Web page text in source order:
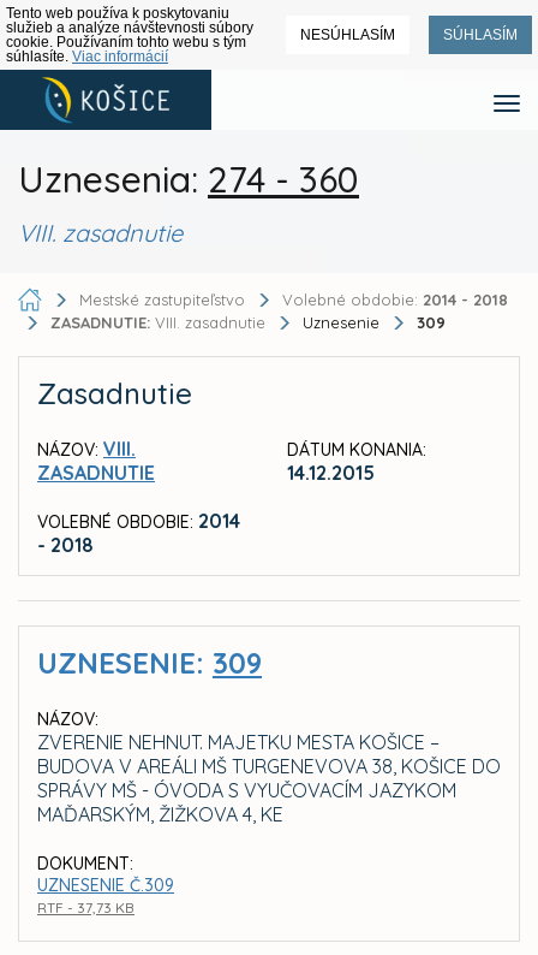
Tento web používa k poskytovaniu
služieb a analýze návštevnosti súbory
cookie. Používaním tohto webu s tým
súhlasíte. Viac informácií
NESÚHLASÍM SÚHLASÍM
Uznesenia: 274 - 360
VIII. zasadnutie
Mestské zastupiteľstvo Volebné obdobie: 2014 - 2018
ZASADNUTIE: VIII. zasadnutie Uznesenie 309
Zasadnutie
NÁZOV: VIII.
ZASADNUTIE
VOLEBNÉ OBDOBIE: 2014
- 2018
DÁTUM KONANIA:
14.12.2015
UZNESENIE: 309
NÁZOV:
ZVERENIE NEHNUT. MAJETKU MESTA KOŠICE –
BUDOVA V AREÁLI MŠ TURGENEVOVA 38, KOŠICE DO
SPRÁVY MŠ - ÓVODA S VYUČOVACÍM JAZYKOM
MAĎARSKÝM, ŽIŽKOVA 4, KE
DOKUMENT:
UZNESENIE Č.309
RTF - 37,73 KB